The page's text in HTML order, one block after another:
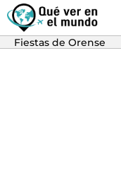
Fiestas de Orense